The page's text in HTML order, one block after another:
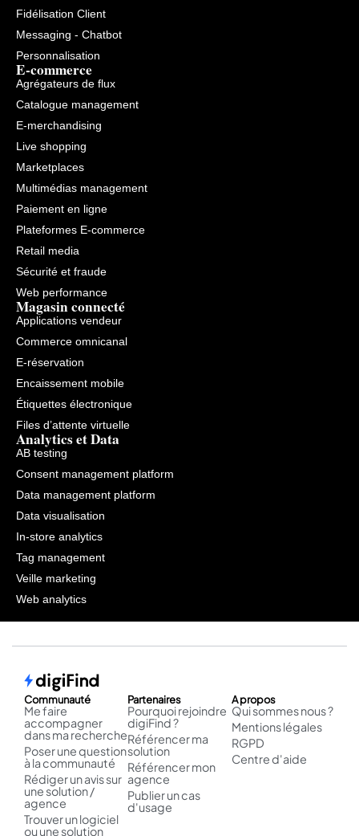
Fidélisation Client
Messaging - Chatbot
Personnalisation
E-commerce
Agrégateurs de flux
Catalogue management
E-merchandising
Live shopping
Marketplaces
Multimédias management
Paiement en ligne
Plateformes E-commerce
Retail media
Sécurité et fraude
Web performance
Magasin connecté
Applications vendeur
Commerce omnicanal
E-réservation
Encaissement mobile
Étiquettes électronique
Files d’attente virtuelle
Analytics et Data
AB testing
Consent management platform
Data management platform
Data visualisation
In-store analytics
Tag management
Veille marketing
Web analytics
Communauté
Me faire
accompagner
dans ma recherche
Poser une question
à la communauté
Rédiger un avis sur
une solution /
agence
Trouver un logiciel
ou une solution
Partenaires
Pourquoi rejoindre
digiFind ?
Référencer ma
solution
Référencer mon
agence
Publier un cas
d'usage
A propos
Qui sommes nous ?
Mentions légales
RGPD
Centre d'aide